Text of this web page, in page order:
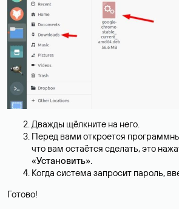
Дважды щёлкните на него.
Перед вами откроется
что вам остаётся сделать, это
«Установить».
Когда система запросит пароль,
Готово!